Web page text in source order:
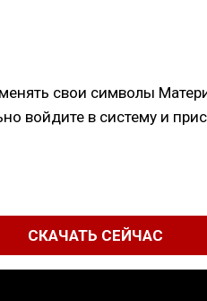
свои символы
войдите в систему и
СКАЧАТЬ СЕЙЧАС